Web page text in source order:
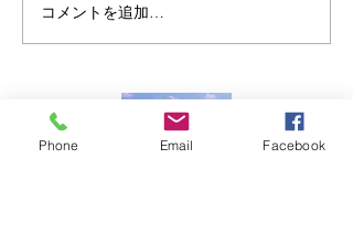
🌀台風対策は済みました
か？🌀
コメントを追加…
Phone Email Facebook